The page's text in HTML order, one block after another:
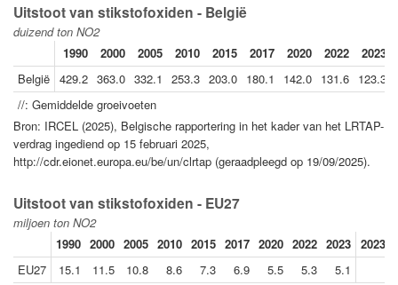
Uitstoot van stikstofoxiden - België
duizend ton NO2
1990
2000 2005 2010 2015 2017 2020 2022 2023
België 429.2 363.0 332.1 253.3 203.0 180.1 142.0 131.6 123.3
//: Gemiddelde groeivoeten
Bron: IRCEL (2025), Belgische rapportering in het kader van het LRTAP-
verdrag ingediend op 15 februari 2025,
http://cdr.eionet.europa.eu/be/un/clrtap (geraadpleegd op 19/09/2025).
Uitstoot van stikstofoxiden - EU27
miljoen ton NO2
1990 2000 2005 2010 2015 2017 2020 2022 2023 2023//
EU27
15.1 11.5 10.8 8.6 7.3 6.9 5.5 5.3
5.1